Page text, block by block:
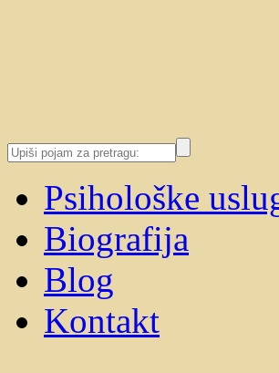
Psihološke
Biografija
Blog
Kontakt